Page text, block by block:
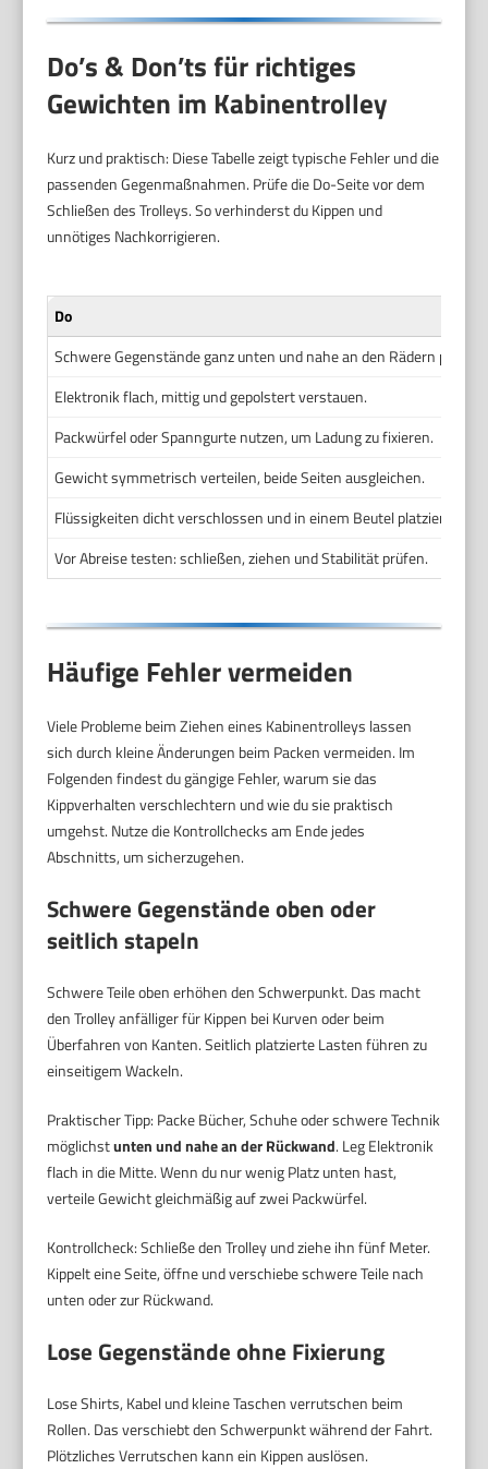
Do’s & Don’ts für richtiges
Gewichten im Kabinentrolley
Kurz und praktisch: Diese Tabelle zeigt typische Fehler und die
passenden Gegenmaßnahmen. Prüfe die Do-Seite vor dem
Schließen des Trolleys. So verhinderst du Kippen und
unnötiges Nachkorrigieren.
Do
Schwere Gegenstände ganz unten und nahe an den Rädern
Elektronik flach, mittig und gepolstert verstauen.
Packwürfel oder Spanngurte nutzen, um Ladung zu fixieren.
Gewicht symmetrisch verteilen, beide Seiten ausgleichen.
Flüssigkeiten dicht verschlossen und in einem Beutel platzieren.
Vor Abreise testen: schließen, ziehen und Stabilität prüfen.
Häufige Fehler vermeiden
Viele Probleme beim Ziehen eines Kabinentrolleys lassen
sich durch kleine Änderungen beim Packen vermeiden. Im
Folgenden findest du gängige Fehler, warum sie das
Kippverhalten verschlechtern und wie du sie praktisch
umgehst. Nutze die Kontrollchecks am Ende jedes
Abschnitts, um sicherzugehen.
Schwere Gegenstände oben oder
seitlich stapeln
Schwere Teile oben erhöhen den Schwerpunkt. Das macht
den Trolley anfälliger für Kippen bei Kurven oder beim
Überfahren von Kanten. Seitlich platzierte Lasten führen zu
einseitigem Wackeln.
Praktischer Tipp: Packe Bücher, Schuhe oder schwere Technik
möglichstunten und nahe an der Rückwand. Leg Elektronik
flach in die Mitte. Wenn du nur wenig Platz unten hast,
verteile Gewicht gleichmäßig auf zwei Packwürfel.
Kontrollcheck: Schließe den Trolley und ziehe ihn fünf Meter.
Kippelt eine Seite, öffne und verschiebe schwere Teile nach
unten oder zur Rückwand.
Lose Gegenstände ohne Fixierung
Lose Shirts, Kabel und kleine Taschen verrutschen beim
Rollen. Das verschiebt den Schwerpunkt während der Fahrt.
Plötzliches Verrutschen kann ein Kippen auslösen.